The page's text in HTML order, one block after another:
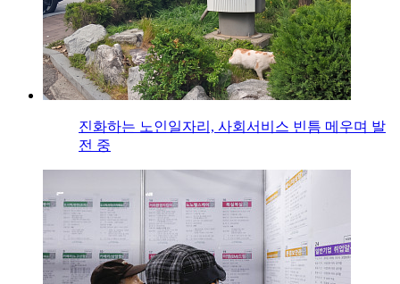
진화하는 노인일자리, 사회서비스 빈틈 메우며 발
전 중